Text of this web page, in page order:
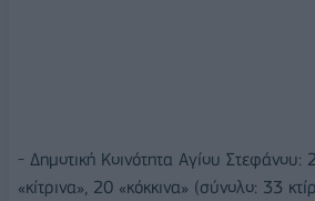
- Δημοτική Κοινότητα Αγίου Στεφάνου:
«κίτρινα», 20 «κόκκινα» (σύνολο: 33